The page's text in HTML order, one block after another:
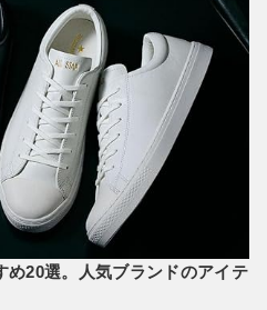
め20選。人気ブランドのアイテ